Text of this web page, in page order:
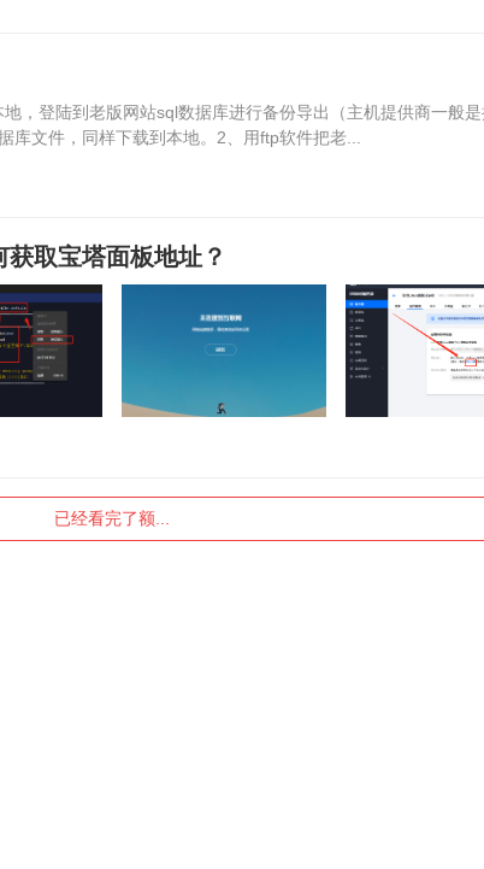
，登陆到老版网站sql数据库进行备份导出（主机提供商一般
库文件，同样下载到本地。2、用ftp软件把老...
取宝塔面板地址？
已经看完了额...